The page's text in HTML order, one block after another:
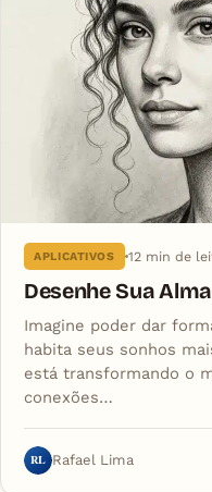
APLICATIVOS 12 min de
Desenhe Sua
Imagine poder dar
habita seus sonhos
está transformando o
conexões…
RL Rafael Lima